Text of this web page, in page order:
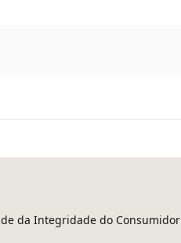
da Integridade do Consumidor